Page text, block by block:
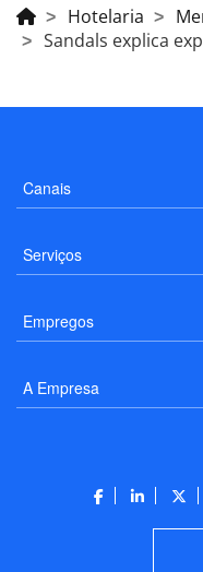
Hotelaria
Sandals explica
Canais
Serviços
Empregos
A Empresa